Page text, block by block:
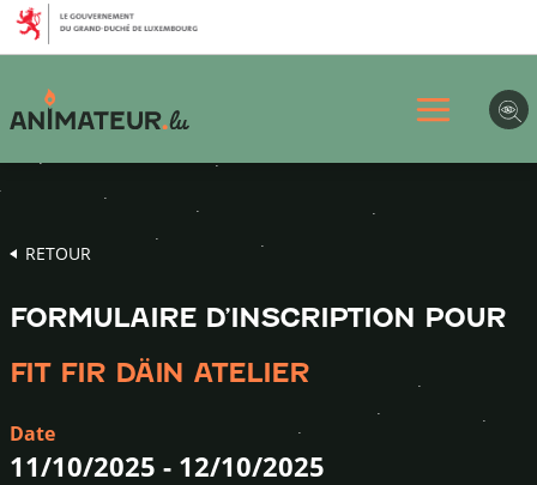
Aller
au
menu
principal
Aller
au
contenu
Aller
au
pied
page
RETOUR
FORMULAIRE D’INSCRIPTION POUR
FIT FIR DÄIN ATELIER
Date
11/10/2025 - 12/10/2025